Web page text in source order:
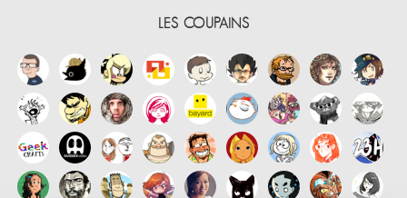
LES COUPAINS